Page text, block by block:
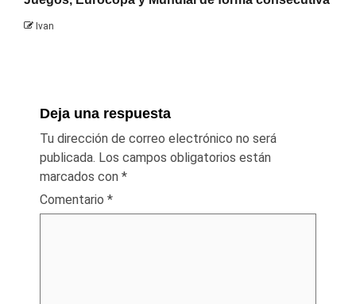
Ivan
Deja una respuesta
Tu dirección de correo electrónico no será
publicada. Los campos obligatorios están
marcados con *
Comentario *